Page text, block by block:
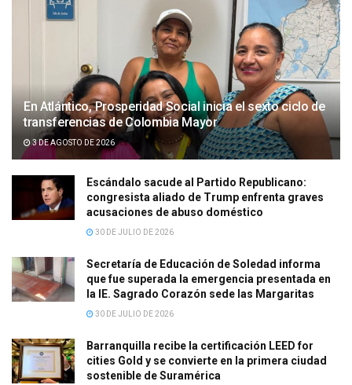
En Atlántico, Prosperidad Social inicia el sexto ciclo de
transferencias de Colombia Mayor
3 DE AGOSTO DE 2026
Escándalo sacude al Partido Republicano:
congresista aliado de Trump enfrenta graves
acusaciones de abuso doméstico
30 DE JULIO DE 2026
Secretaría de Educación de Soledad informa
que fue superada la emergencia presentada en
la IE. Sagrado Corazón sede las Margaritas
30 DE JULIO DE 2026
Barranquilla recibe la certificación LEED for
cities Gold y se convierte en la primera ciudad
sostenible de Suramérica